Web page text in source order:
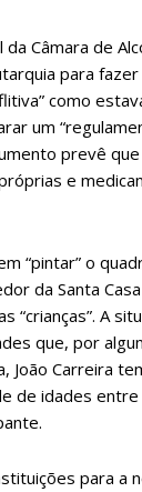
Câmara de
para fazer
como
um
prevê
e
“pintar” o
da Santa
“crianças”. A
que, por
João Carreira
de idades
para a